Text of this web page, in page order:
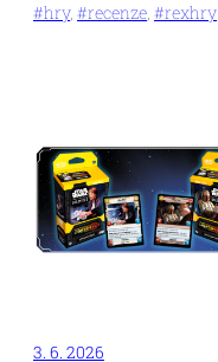
#hry, #recenze, #rexhry
3. 6. 2026